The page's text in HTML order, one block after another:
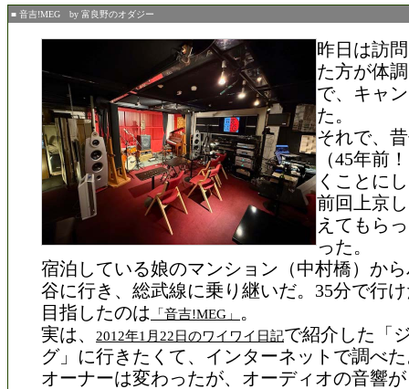
■ 音吉!MEG by 富良野のオダジー
昨日は訪
た方が体
で、キャ
た。
それで、
（45年前
くことに
前回上京
えてもら
った。
宿泊している娘のマンション（中村橋）か
谷に行き、総武線に乗り継いだ。35分で行
目指したのは
「音吉!MEG」
。
実は、
2012年1月22日のワイワイ日記で紹介した「
グ」に行きたくて、インターネットで調べ
オーナーは変わったが、オーディオの音響